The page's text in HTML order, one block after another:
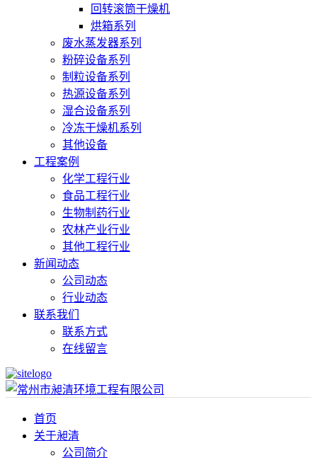
回转滚筒干燥机
烘箱系列
废水蒸发器系列
粉碎设备系列
制粒设备系列
热源设备系列
湿合设备系列
冷冻干燥机系列
其他设备
工程案例
化学工程行业
食品工程行业
生物制药行业
农林产业行业
其他工程行业
新闻动态
公司动态
行业动态
联系我们
联系方式
在线留言
首页
关于昶清
公司简介